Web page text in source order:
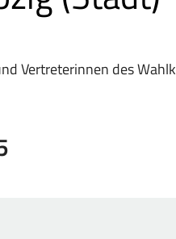
Vertreterinnen des